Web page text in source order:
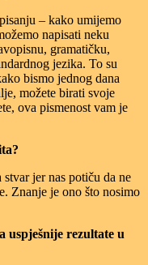
– kako umijemo
napisati neku
gramatičku,
jezika. To su
bismo jednog dana
možete birati svoje
ova pismenost vam je
jer nas potiču da ne
Znanje je ono što nosimo
uspješnije rezultate u